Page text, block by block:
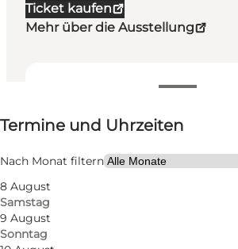
Ticket kaufen
Mehr über die Ausstellung
Termine und Uhrzeiten
Termine und Uhrzeiten
Nach Monat filtern
8 August
Samstag
9 August
Sonntag
Website besuchen
Freunde, Mein Partner, Mir selbst